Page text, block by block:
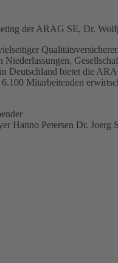
der ARAG SE, Dr.
bietet die
Mitarbeitenden
Hanno Petersen Dr. Joerg